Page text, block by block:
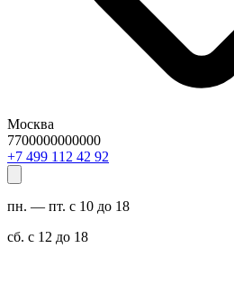
Москва
7700000000000
29 24 211 994 7+
пн. — пт. с 10 до 18
сб. с 12 до 18